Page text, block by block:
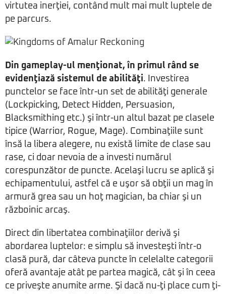
virtutea inerţiei, contând mult mai mult luptele de
pe parcurs.
Din gameplay-ul menţionat, în primul rând se
evidenţiază sistemul de abilităţi. Investirea
punctelor se face într-un set de abilităţi generale
(Lockpicking, Detect Hidden, Persuasion,
Blacksmithing etc.) şi într-un altul bazat pe clasele
tipice (Warrior, Rogue, Mage). Combinaţiile sunt
însă la libera alegere, nu există limite de clase sau
rase, ci doar nevoia de a investi numărul
corespunzător de puncte. Acelaşi lucru se aplică şi
echipamentului, astfel că e uşor să obţii un mag în
armură grea sau un hoţ magician, ba chiar şi un
războinic arcaş.
Direct din libertatea combinaţiilor derivă şi
abordarea luptelor: e simplu să investeşti într-o
clasă pură, dar câteva puncte în celelalte categorii
oferă avantaje atât pe partea magică, cât şi în ceea
ce priveşte anumite arme. Şi dacă nu-ţi place cum ţi-